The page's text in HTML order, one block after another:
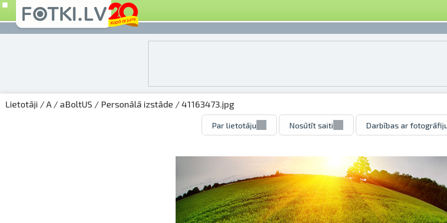
Lietotāji /A / aBoltUS / Personālā izstāde / 41163473.jpg
Par lietotāju Nosūtīt saiti Darbības ar